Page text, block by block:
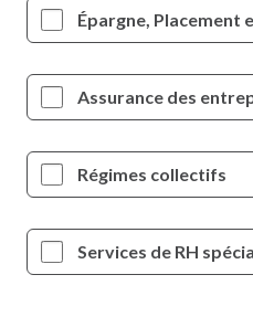
Épargne, Placement
Assurance des
Régimes collectifs
Services de RH